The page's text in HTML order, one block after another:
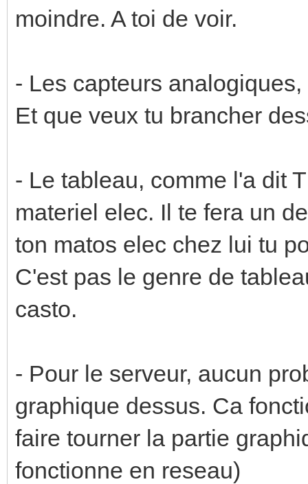
moindre. A toi de voir.
- Les capteurs
Et que veux tu brancher
- Le tableau, comme l'a dit
materiel elec. Il te fera un
ton matos elec chez lui tu
C'est pas le genre de
casto.
- Pour le serveur, aucun
graphique dessus. Ca
faire tourner la partie
fonctionne en reseau)